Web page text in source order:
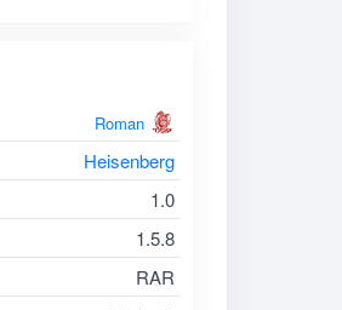
Roman
Heisenberg
1.0
1.5.8
RAR